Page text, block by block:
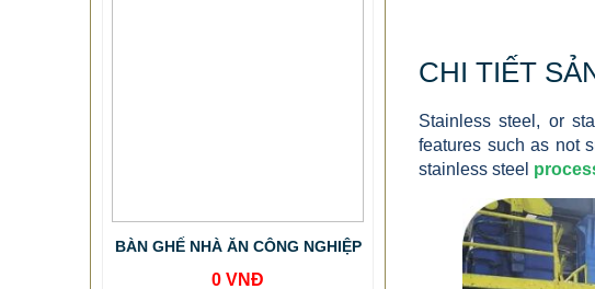
CHI TIẾT
Stainless steel, or
features such as not
stainless steel